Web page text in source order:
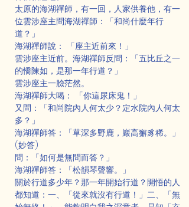
太原的海湖禪師，有一回，人家供養他，有一
位雲涉座主問海湖禪師：「和尚什麼年行
道？」
海湖禪師說： 「座主近前來！」
雲涉座主近前。海湖禪師反問：「五比丘之一
的憍陳如，是那一年行道？」
雲涉座主一臉茫然。
海湖禪師大喝： 「你這尿床鬼！」
又問：「和尚院內人何太少？定水院內人何太
多？」
海湖禪師答：「草深多野鹿，巖高獬豸稀。」
(妙答)
問：「如何是無問而答？」
海湖禪師答：「松韻琴聲響。」
關於行道多少年？那一年開始行道？開悟的人
都知道：一、「從來就沒有行道！」二、「無